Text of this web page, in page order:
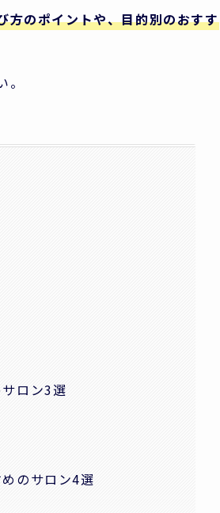
方のポイントや、目的別のおすす
ロン3選
のサロン4選